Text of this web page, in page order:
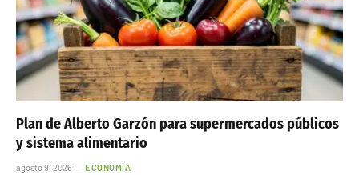
Plan de Alberto Garzón para supermercados públicos
y sistema alimentario
agosto 9, 2026 ECONOMÍA